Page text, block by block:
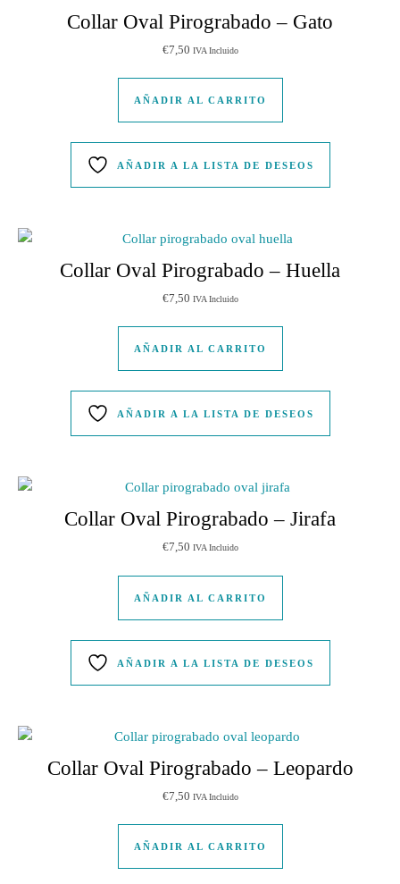
Collar Oval Pirograbado – Gato
€7,50 IVA Incluido
AÑADIR AL CARRITO
AÑADIR A LA LISTA DE DESEOS
Collar Oval Pirograbado – Huella
€7,50 IVA Incluido
AÑADIR AL CARRITO
AÑADIR A LA LISTA DE DESEOS
Collar Oval Pirograbado – Jirafa
€7,50 IVA Incluido
AÑADIR AL CARRITO
AÑADIR A LA LISTA DE DESEOS
Collar Oval Pirograbado – Leopardo
€7,50 IVA Incluido
AÑADIR AL CARRITO